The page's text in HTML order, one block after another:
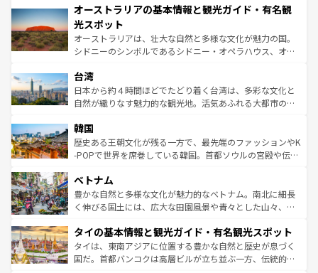
文化が魅力。旅行者はアメリカの各地域で異なる魅力を楽
しみながら、その多様性と豊かな歴史を感じることができ
るだろう。車でのロードトリップや列車の旅も、アメリカ
ならではの贅沢な旅のスタイルだ。 なお、新着のアメリカ
情報は コンテンツ一覧 を参照してほしい。
ワイ島は見逃せない。また、定番の観光地といえばオアフ
島だが、静かな自然を求めるならマウイ島やカウアイ島が
おすすめ。エメラルドグリーンに輝く海をはじめ、豊かな
文化や歴史が息づいている。「アロハスピリット」と呼ば
人々、おいしいローカルフードやハワイアンミュージッ
ク、伝統的なフラダンスなど、すべてがハワイの魅力を彩
っている。訪れるたびに新しい発見と感動が待っているハ
はコンテンツ一覧
オーストラリアの基本情報と観光ガイド・有名観
光スポット
オーストラリアは、壮大な自然と多様な文化が魅力の国。
シドニーのシンボルであるシドニー・オペラハウス、オー
リアリーフや大陸中央部にそびえるウルル（エアーズロッ
ク）、タスマニアの美しい原生林やケアンズの熱帯雨林な
ど、見どころがたくさん。また、カフェやワイン、オージ
いる。アクティビティも充実しており、サーフィンやダイ
ビング、ハイキングなど、アウトドア好きにはたまらな
い。オーストラリアの多彩な魅力を存分に味わいつくそ
参照してほしい。
台湾
日本から約４時間ほどでたどり着く台湾は、多彩な文化と
自然が織りなす魅力的な観光地。活気あふれる大都市の台
ン）、静ひつな山岳地帯である台湾東部など、都市の喧騒
と山間の静けさが共存しており、訪れる人に新しい発見と
驚きをもたらしてくれる。また、奥深い台湾の食文化も魅
容にもいいと評判のスイーツなど、バラエティ豊かな料理
が味わえる。 なお、新着の台湾情報は コンテンツ一覧を参
照してほしい。
韓国
歴史ある王朝文化が残る一方で、最先端のファッションやK
-POPで世界を席巻している韓国。首都ソウルの宮殿や伝統
き、地方に足を延ばせば四季折々の自然美を楽しむことが
できる。そして、キムチや焼肉、絶品のストリートフード
まで、さまざまな韓国料理が待っている。夜には、韓国な
リティに包まれながら、韓国の多彩な魅力を心ゆくまで味
わってみてほしい。 なお、新着の韓国情報はコンテンツ一
覧を参照してほしい。
ベトナム
豊かな自然と多様な文化が魅力的なベトナム。南北に細長
く伸びる国土には、広大な田園風景や青々とした山々、世
急速な発展と共に伝統が息づく。ハノイの古い町並みやホ
ーチミン市のフランス統治時代の建物も、独特の雰囲気を
醸し出している。また、バラエティの豊かさとおいしさで
タイの基本情報と観光ガイド・有名観光スポット
タイは、東南アジアに位置する豊かな自然と歴史が息づく
国だ。首都バンコクは高層ビルが立ち並ぶ一方、伝統的な